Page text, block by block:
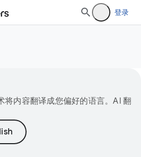
登录
将内容翻译成您偏好的语言。AI 翻